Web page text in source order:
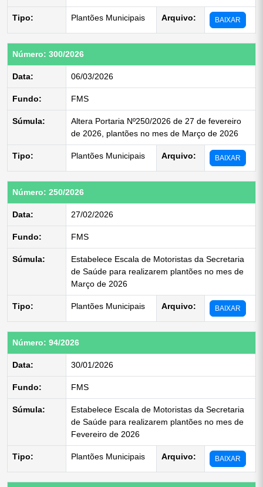
Tipo: Plantões Municipais Arquivo: BAIXAR
Número: 300/2026
Data: 06/03/2026
Fundo: FMS
Súmula:
Altera Portaria Nº250/2026 de 27 de fevereiro
de 2026, plantões no mes de Março de 2026
Tipo: Plantões Municipais Arquivo: BAIXAR
Número: 250/2026
Data: 27/02/2026
Fundo: FMS
Súmula:
Estabelece Escala de Motoristas da Secretaria
de Saúde para realizarem plantões no mes de
Março de 2026
Tipo: Plantões Municipais Arquivo: BAIXAR
Número: 94/2026
Data: 30/01/2026
Fundo: FMS
Súmula:
Estabelece Escala de Motoristas da Secretaria
de Saúde para realizarem plantões no mes de
Fevereiro de 2026
Tipo: Plantões Municipais Arquivo: BAIXAR